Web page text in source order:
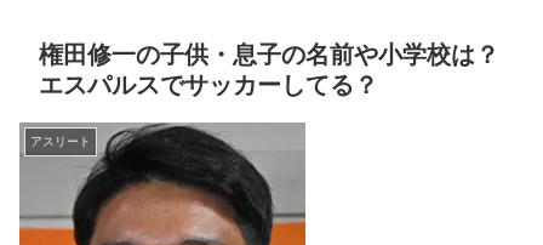
権田修一の子供・息子の名前や小学校は？
エスパルスでサッカーしてる？
アスリート